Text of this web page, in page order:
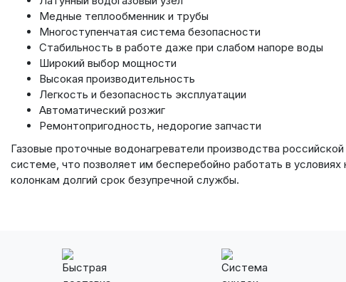
Медные теплообменник и трубы
Многоступенчатая система безопасности
Стабильность в работе даже при слабом напоре воды
Широкий выбор мощности
Высокая производительность
Легкость и безопасность эксплуатации
Автоматический розжиг
Ремонтопригодность, недорогие запчасти
Газовые проточные водонагреватели производства
системе, что позволяет им бесперебойно работать в
колонкам долгий срок безупречной службы.